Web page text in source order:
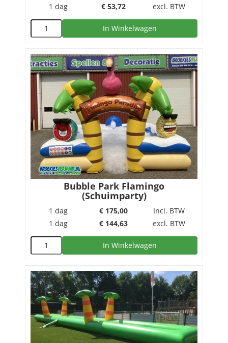
1 dag
€ 53,72 excl. BTW
In Winkelwagen
Bubble Park Flamingo
(Schuimparty)
1 dag € 175,00
Incl. BTW
1 dag
€ 144,63 excl. BTW
In Winkelwagen